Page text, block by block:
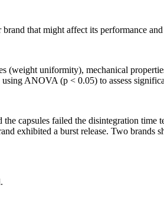
that might affect its performance
(weight uniformity), mechanical
ANOVA (p < 0.05) to assess
capsules failed the disintegration time
exhibited a burst release. Two brands